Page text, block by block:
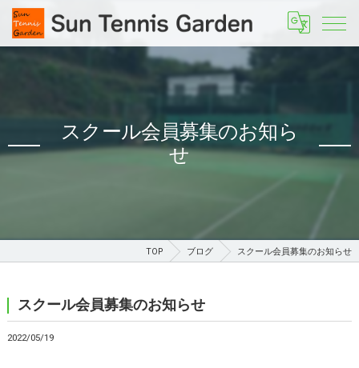
スクール会員募集のお知ら
せ
TOP ブログ スクール会員募集のお知らせ
スクール会員募集のお知らせ
2022/05/19